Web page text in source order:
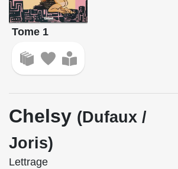
Tome 1
Chelsy (Dufaux /
Joris)
Lettrage